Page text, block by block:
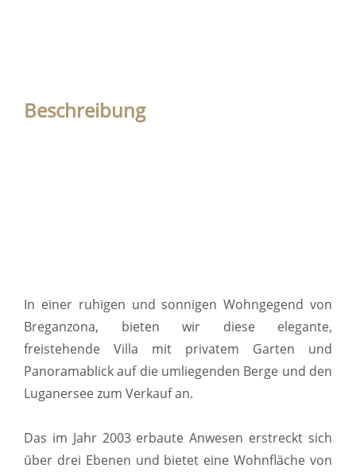
Beschreibung
In einer ruhigen und sonnigen Wohngegend von
Breganzona, bieten wir diese elegante,
freistehende Villa mit privatem Garten und
Panoramablick auf die umliegenden Berge und den
Luganersee zum Verkauf an.
Das im Jahr 2003 erbaute Anwesen erstreckt sich
über drei Ebenen und bietet eine Wohnfläche von